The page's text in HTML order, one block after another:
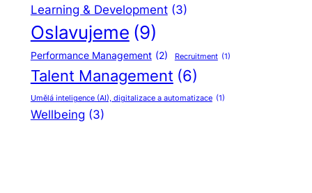
Learning & Development (3)
Oslavujeme (9)
Performance Management (2) Recruitment (1)
Talent Management (6)
Umělá inteligence (AI), digitalizace a automatizace (1)
Wellbeing (3)